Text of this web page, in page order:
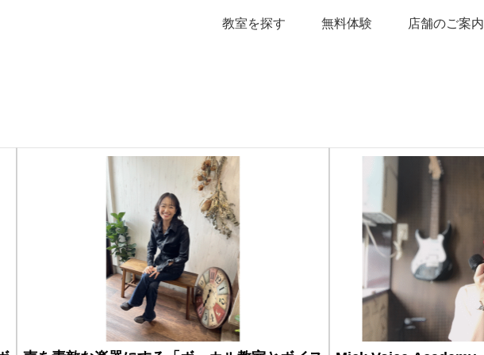
教室を探す 無料体験 店舗のご案内